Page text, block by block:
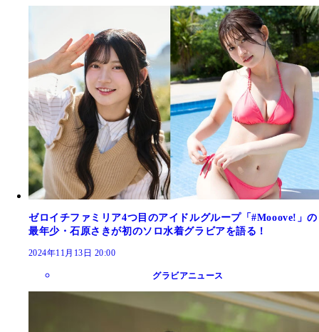
ゼロイチファミリア4つ目のアイドルグループ「#Mooove!」の
最年少・石原さきが初のソロ水着グラビアを語る！
2024年11月13日 20:00
グラビアニュース